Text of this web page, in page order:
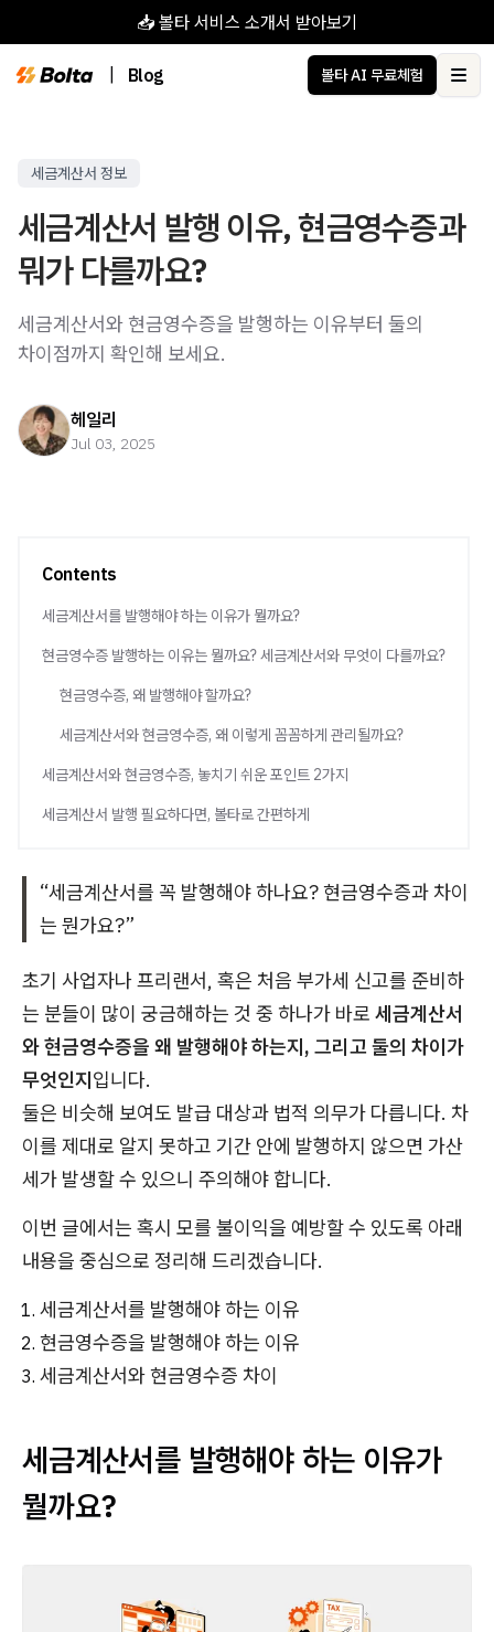
📥 볼타 서비스 소개서 받아보기
Blog 볼타 AI 무료체험
세금계산서 정보
세금계산서 발행 이유, 현금영수증과
뭐가 다를까요?
세금계산서와 현금영수증을 발행하는 이유부터 둘의
차이점까지 확인해 보세요.
헤일리
Jul 03, 2025
Contents
세금계산서를 발행해야 하는 이유가 뭘까요?
현금영수증 발행하는 이유는 뭘까요? 세금계산서와 무엇이 다를까요?
현금영수증, 왜 발행해야 할까요?
세금계산서와 현금영수증, 왜 이렇게 꼼꼼하게 관리될까요?
세금계산서와 현금영수증, 놓치기 쉬운 포인트 2가지
세금계산서 발행 필요하다면, 볼타로 간편하게
“세금계산서를 꼭 발행해야 하나요? 현금영수증과 차이
는 뭔가요?”
초기 사업자나 프리랜서, 혹은 처음 부가세 신고를 준비하
는 분들이 많이 궁금해하는 것 중 하나가 바로 세금계산서
와 현금영수증을 왜 발행해야 하는지, 그리고 둘의 차이가
무엇인지입니다.
둘은 비슷해 보여도 발급 대상과 법적 의무가 다릅니다. 차
이를 제대로 알지 못하고 기간 안에 발행하지 않으면 가산
세가 발생할 수 있으니 주의해야 합니다.
이번 글에서는 혹시 모를 불이익을 예방할 수 있도록 아래
내용을 중심으로 정리해 드리겠습니다.
세금계산서를 발행해야 하는 이유
현금영수증을 발행해야 하는 이유
세금계산서와 현금영수증 차이
세금계산서를 발행해야 하는 이유가
뭘까요?